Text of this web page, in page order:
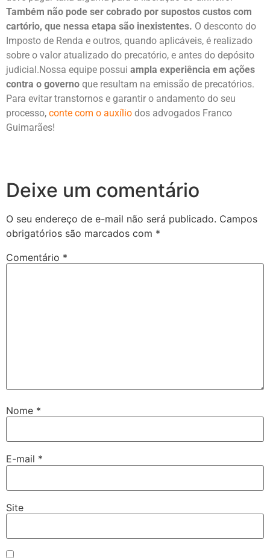
Também não pode ser cobrado por supostos custos com
cartório, que nessa etapa são inexistentes. O desconto do
Imposto de Renda e outros, quando aplicáveis, é realizado
sobre o valor atualizado do precatório, e antes do depósito
judicial.Nossa equipe possui ampla experiência em ações
contra o governo que resultam na emissão de precatórios.
Para evitar transtornos e garantir o andamento do seu
processo, conte com o auxílio dos advogados Franco
Guimarães!
Deixe um comentário
O seu endereço de e-mail não será publicado. Campos
obrigatórios são marcados com *
Comentário *
Nome *
E-mail *
Site